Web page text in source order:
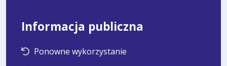
Informacja publiczna
Ponowne wykorzystanie